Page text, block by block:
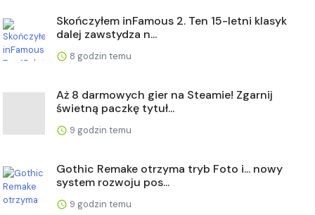
Skończyłem inFamous 2. Ten 15-letni klasyk
dalej zawstydza n...
8 godzin temu
Aż 8 darmowych gier na Steamie! Zgarnij
świetną paczkę tytuł...
9 godzin temu
Gothic Remake otrzyma tryb Foto i... nowy
system rozwoju pos...
9 godzin temu